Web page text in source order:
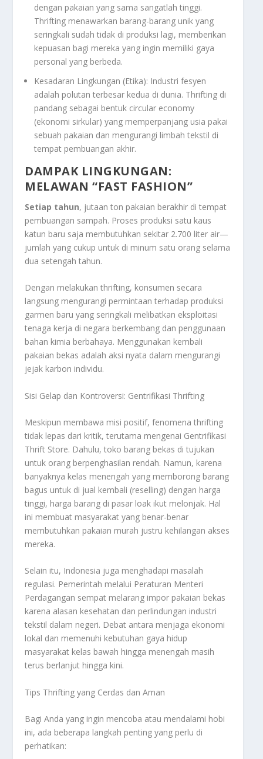
dengan pakaian yang sama sangatlah tinggi.
Thrifting menawarkan barang-barang unik yang
seringkali sudah tidak di produksi lagi, memberikan
kepuasan bagi mereka yang ingin memiliki gaya
personal yang berbeda.
Kesadaran Lingkungan (Etika): Industri fesyen
adalah polutan terbesar kedua di dunia. Thrifting di
pandang sebagai bentuk circular economy
(ekonomi sirkular) yang memperpanjang usia pakai
sebuah pakaian dan mengurangi limbah tekstil di
tempat pembuangan akhir.
DAMPAK LINGKUNGAN:
MELAWAN “FAST FASHION”
Setiap tahun, jutaan ton pakaian berakhir di tempat
pembuangan sampah. Proses produksi satu kaus
katun baru saja membutuhkan sekitar 2.700 liter air—
jumlah yang cukup untuk di minum satu orang selama
dua setengah tahun.
Dengan melakukanthrifting, konsumen secara
langsung mengurangi permintaan terhadap produksi
garmen baru yang seringkali melibatkan eksploitasi
tenaga kerja di negara berkembang dan penggunaan
bahan kimia berbahaya. Menggunakan kembali
pakaian bekas adalah aksi nyata dalam mengurangi
jejak karbon individu.
Sisi Gelap dan Kontroversi: Gentrifikasi Thrifting
Meskipun membawa misi positif, fenomenathrifting
tidak lepas dari kritik, terutama mengenai Gentrifikasi
Thrift Store. Dahulu, toko barang bekas di tujukan
untuk orang berpenghasilan rendah. Namun, karena
banyaknya kelas menengah yang memborong barang
bagus untuk di jual kembali (reselling) dengan harga
tinggi, harga barang di pasar loak ikut melonjak. Hal
ini membuat masyarakat yang benar-benar
membutuhkan pakaian murah justru kehilangan akses
mereka.
Selain itu, Indonesia juga menghadapi masalah
regulasi. Pemerintah melalui Peraturan Menteri
Perdagangan sempat melarang impor pakaian bekas
karena alasan kesehatan dan perlindungan industri
tekstil dalam negeri. Debat antara menjaga ekonomi
lokal dan memenuhi kebutuhan gaya hidup
masyarakat kelas bawah hingga menengah masih
terus berlanjut hingga kini.
Tips Thrifting yang Cerdas dan Aman
Bagi Anda yang ingin mencoba atau mendalami hobi
ini, ada beberapa langkah penting yang perlu di
perhatikan: